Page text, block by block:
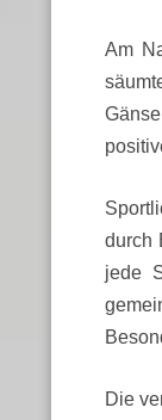
Am
durch
jede
Die